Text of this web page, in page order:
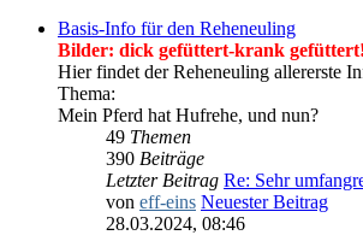
Basis-Info für den Reheneuling
Bilder: dick gefüttert-krank gefüttert!
Hier findet der Reheneuling allererste
Thema:
Mein Pferd hat Hufrehe, und nun?
49 Themen
390 Beiträge
Letzter Beitrag Re: Sehr
von eff-eins Neuester Beitrag
28.03.2024, 08:46